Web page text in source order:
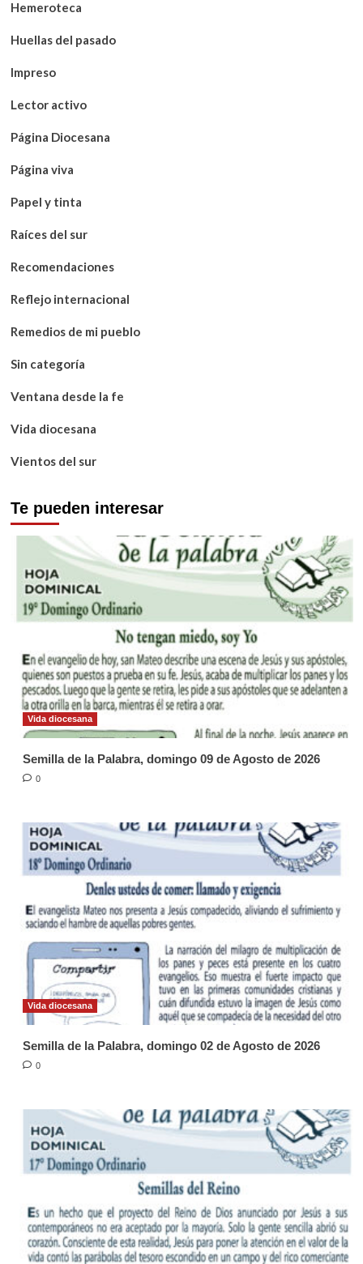
Hemeroteca
Huellas del pasado
Impreso
Lector activo
Página Diocesana
Página viva
Papel y tinta
Raíces del sur
Recomendaciones
Reflejo internacional
Remedios de mi pueblo
Sin categoría
Ventana desde la fe
Vida diocesana
Vientos del sur
Te pueden interesar
Vida diocesana
Semilla de la Palabra, domingo 09 de Agosto de 2026
0
Vida diocesana
Semilla de la Palabra, domingo 02 de Agosto de 2026
0